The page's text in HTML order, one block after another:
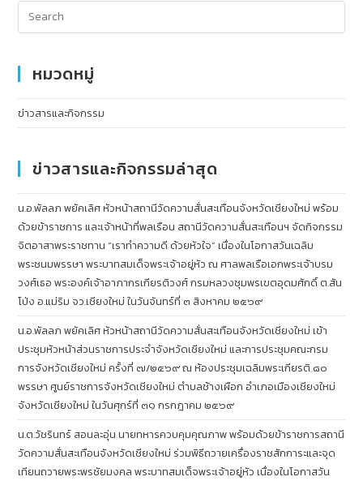
หมวดหมู่
ข่าวสารและกิจกรรม
ข่าวสารและกิจกรรมล่าสุด
น.อ.พัลลภ พยัคเลิศ หัวหน้าสถานีวัดความสั่นสะเทือนจังหวัดเชียงใหม่ พร้อม
ด้วยข้าราชการ และเจ้าหน้าที่พลเรือน สถานีวัดความสั่นสะเทือนฯ จัดกิจกรรม
จิตอาสาพระราชทาน “เราทำความดี ด้วยหัวใจ” เนื่องในโอกาสวันเฉลิม
พระชนมพรรษา พระบาทสมเด็จพระเจ้าอยู่หัว ณ ศาลพลเรือเอกพระเจ้าบรม
วงศ์เธอ พระองค์เจ้าอาภากรเกียรติวงศ์ กรมหลวงชุมพรเขตอุดมศักดิ์ ต.สัน
โป่ง อ.แม่ริม จว.เชียงใหม่ ในวันจันทร์ที่ ๓ สิงหาคม ๒๕๖๙
น.อ.พัลลภ พยัคเลิศ หัวหน้าสถานีวัดความสั่นสะเทือนจังหวัดเชียงใหม่ เข้า
ประชุมหัวหน้าส่วนราชการประจำจังหวัดเชียงใหม่ และการประชุมคณะกรม
การจังหวัดเชียงใหม่ ครั้งที่ ๗/๒๕๖๙ ณ ห้องประชุมเฉลิมพระเกียรติ ๘๐
พรรษา ศูนย์ราชการจังหวัดเชียงใหม่ ตำบลช้างเผือก อำเภอเมืองเชียงใหม่
จังหวัดเชียงใหม่ ในวันศุกร์ที่ ๓๑ กรกฎาคม ๒๕๖๙
น.ต.วัชรินทร์ สอนละอุ่น นายทหารควบคุมคุณภาพ พร้อมด้วยข้าราชการสถานี
วัดความสั่นสะเทือนจังหวัดเชียงใหม่ ร่วมพิธีถวายเครื่องราชสักการะและจุด
เทียนถวายพระพรชัยมงคล พระบาทสมเด็จพระเจ้าอยู่หัว เนื่องในโอกาสวัน